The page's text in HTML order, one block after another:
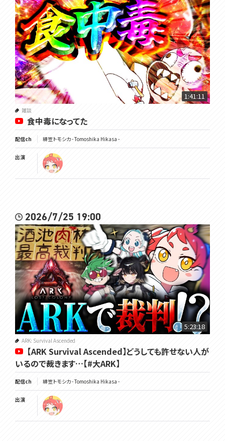
1:41:11
雑談
食中毒になってた
配信ch 緋笠トモシカ - Tomoshika Hikasa -
出演
2026/7/25 19:00
5:23:18
ARK: Survival Ascended
【ARK Survival Ascended】どうしても許せない人が
いるので裁きます…【#大ARK】
配信ch 緋笠トモシカ - Tomoshika Hikasa -
出演